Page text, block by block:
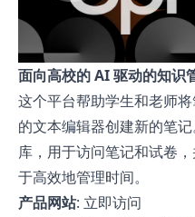
面向高校的 AI 驱动的知识
这个平台帮助学生和老师
的文本编辑器创建新的笔
库，用于访问笔记和试卷
于高效地管理时间。
产品网站: 立即访问